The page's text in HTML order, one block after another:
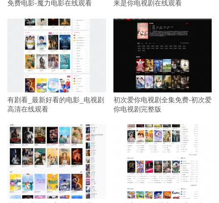
免费电影-魔力电影在线观看
来是你电视剧在线观看
有剧看_最新好看的电影_电视剧
高清在线观看
初次爱你电视剧全集免费-初次爱
你电视剧完整版